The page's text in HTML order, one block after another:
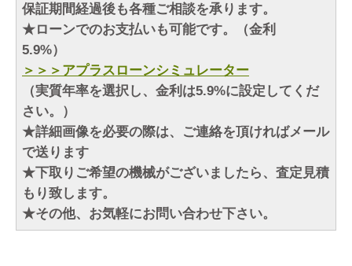
保証期間経過後も各種ご相談を承ります。
★ローンでのお支払いも可能です。（金利
5.9%）
＞＞＞アプラスローンシミュレーター
（実質年率を選択し、金利は5.9%に設定してくだ
さい。）
★詳細画像を必要の際は、ご連絡を頂ければメール
で送ります
★下取りご希望の機械がございましたら、査定見積
もり致します。
★その他、お気軽にお問い合わせ下さい。